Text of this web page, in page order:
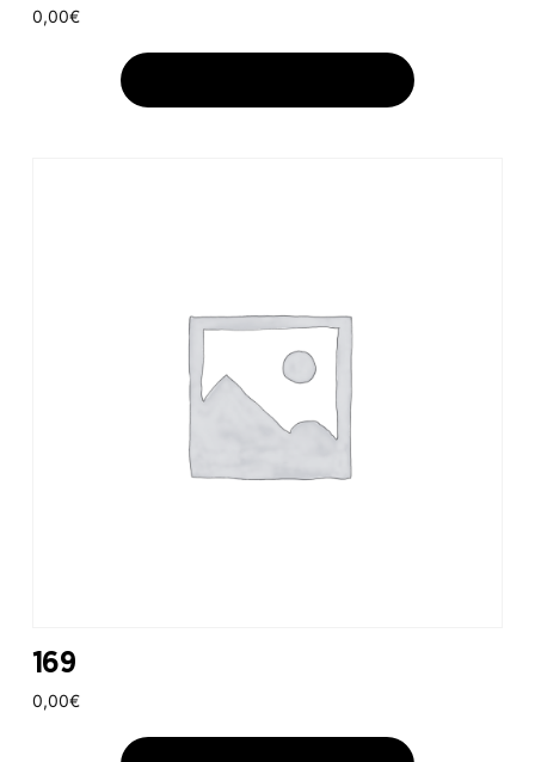
0,00€
169
0,00€